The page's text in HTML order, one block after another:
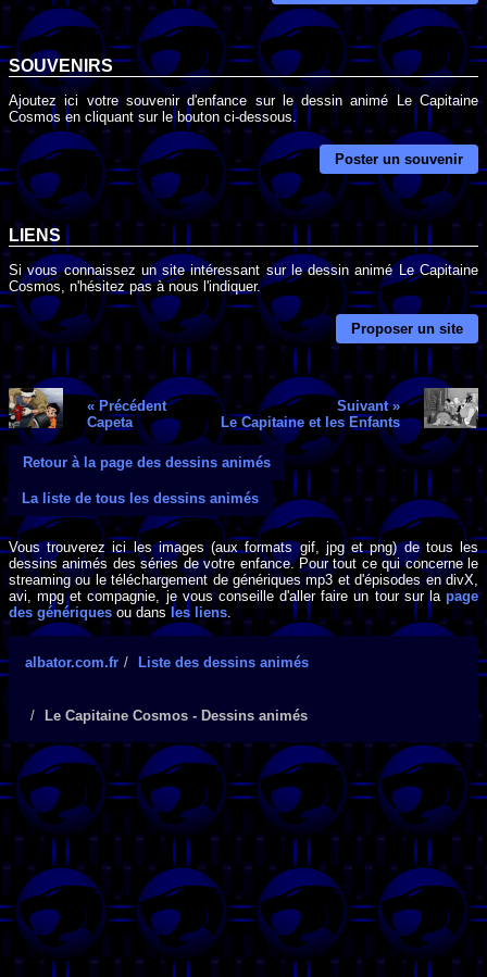
SOUVENIRS
Ajoutez ici votre souvenir d'enfance sur le dessin animé Le Capitaine
Cosmos en cliquant sur le bouton ci-dessous.
Poster un souvenir
LIENS
Si vous connaissez un site intéressant sur le dessin animé Le Capitaine
Cosmos, n'hésitez pas à nous l'indiquer.
Proposer un site
« Précédent
Capeta
Suivant »
Le Capitaine et les Enfants
Retour à la page des dessins animés
La liste de tous les dessins animés
Vous trouverez ici les images (aux formats gif, jpg et png) de tous les
dessins animés des séries de votre enfance. Pour tout ce qui concerne le
streaming ou le téléchargement de génériques mp3 et d'épisodes en divX,
avi, mpg et compagnie, je vous conseille d'aller faire un tour sur la page
des génériques ou dans les liens.
albator.com.fr Liste des dessins animés
Le Capitaine Cosmos - Dessins animés